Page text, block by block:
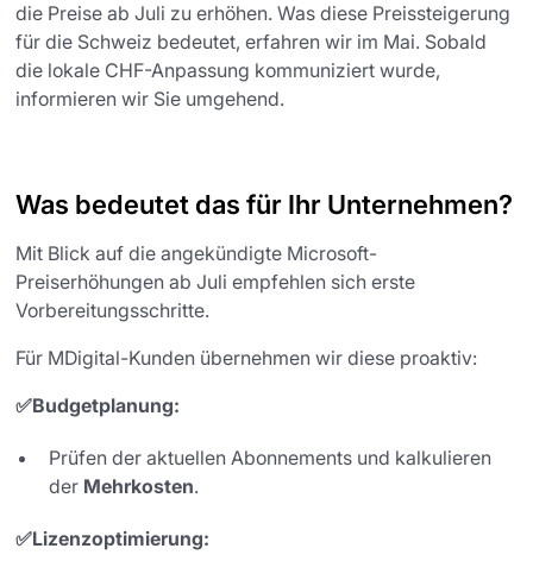
die Preise ab Juli zu erhöhen. Was diese Preissteigerung
für die Schweiz bedeutet, erfahren wir im Mai. Sobald
die lokale CHF-Anpassung kommuniziert wurde,
informieren wir Sie umgehend.
Was bedeutet das für Ihr Unternehmen?
Mit Blick auf die angekündigte Microsoft-
Preiserhöhungen ab Juli empfehlen sich erste
Vorbereitungsschritte.
Für MDigital-Kunden übernehmen wir diese proaktiv:
✅Budgetplanung:
Prüfen der aktuellen Abonnements und kalkulieren
der Mehrkosten.
✅Lizenzoptimierung: